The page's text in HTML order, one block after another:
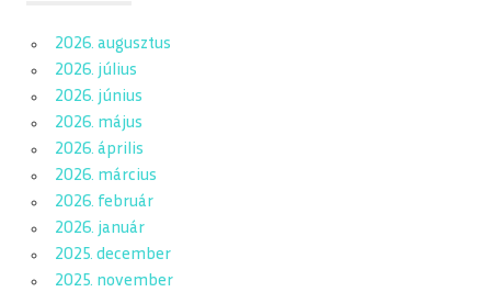
2026. augusztus
2026. július
2026. június
2026. május
2026. április
2026. március
2026. február
2026. január
2025. december
2025. november